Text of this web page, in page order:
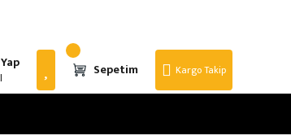
Sepetim Kargo Takip